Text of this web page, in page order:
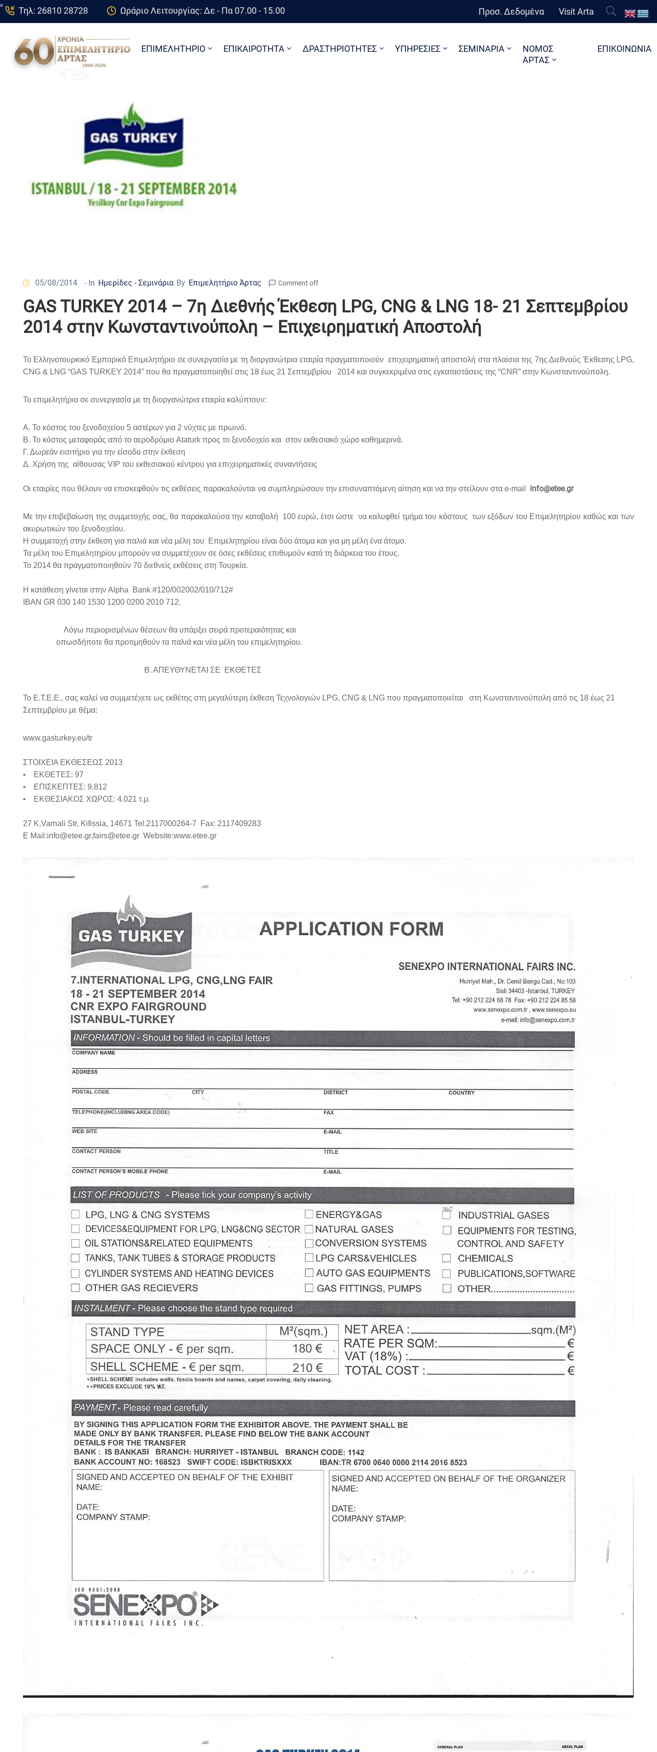
Τηλ: 26810 28728 Ωράριο Λειτουργίας: Δε - Πα 07.00 - 15.00 Προσ. Δεδομένα Visit Arta
ΕΠΙΜΕΛΗΤΗΡΙΟ ΕΠΙΚΑΙΡΟΤΗΤΑ ΔΡΑΣΤΗΡΙΟΤΗΤΕΣ ΥΠΗΡΕΣΙΕΣ ΣΕΜΙΝΑΡΙΑ
ΝΟΜΟΣ
ΑΡΤΑΣ
ΕΠΙΚΟΙΝΩΝΙΑ
05/08/2014 - In Ημερίδες - Σεμινάρια By Επιμελητήριο Άρτας Comment off
GAS TURKEY 2014 – 7η Διεθνής Έκθεση LPG, CNG & LNG 18- 21 Σεπτεμβρίου
2014 στην Κωνσταντινούπολη – Επιχειρηματική Αποστολή
Το Ελληνοτουρκικό Εμπορικό Επιμελητήριο σε συνεργασία με τη διοργανώτρια εταιρία πραγματοποιούν επιχειρηματική αποστολή στα πλαίσια της 7ης Διεθνούς Έκθεσης LPG,
CNG & LNG “GAS TURKEY 2014” που θα πραγματοποιηθεί στις 18 έως 21 Σεπτεμβρίου 2014 και συγκεκριμένα στις εγκαταστάσεις της “CNR” στην Κωνσταντινούπολη.
Το επιμελητήριο σε συνεργασία με τη διοργανώτρια εταιρία καλύπτουν:
Α. Το κόστος του ξενοδοχείου 5 αστέρων για 2 νύχτες με πρωινό.
Β. Το κόστος μεταφοράς από το αεροδρόμιο Ataturk προς το ξενοδοχείο και στον εκθεσιακό χώρο καθημερινά.
Γ. Δωρεάν εισιτήριο για την είσοδο στην έκθεση
Δ. Χρήση της αίθουσας VIP του εκθεσιακού κέντρου για επιχειρηματικές συναντήσεις
Οι εταιρίες που θέλουν να επισκεφθούν τις εκθέσεις παρακαλούνται να συμπληρώσουν την επισυναπτόμενη αίτηση και να την στείλουν στα e-mail info@etee.gr
Με την επιβεβαίωση της συμμετοχής σας, θα παρακαλούσα την καταβολή 100 ευρώ, έτσι ώστε να καλυφθεί τμήμα του κόστους των εξόδων του Επιμελητηρίου καθώς και των
ακυρωτικών του ξενοδοχείου.
Η συμμετοχή στην έκθεση για παλιά και νέα μέλη του Επιμελητηρίου είναι δύο άτομα και για μη μέλη ένα άτομο.
Τα μέλη του Επιμελητηρίου μπορούν να συμμετέχουν σε όσες εκθέσεις επιθυμούν κατά τη διάρκεια του έτους.
To 2014 θα πραγματοποιηθούν 70 διεθνείς εκθέσεις στη Τουρκία.
Η κατάθεση γίνεται στην Alpha Bank #120/002002/010/712#
IBAN GR 030 140 1530 1200 0200 2010 712.
Λόγω περιορισμένων θέσεων θα υπάρξει σειρά προτεραιότητας και
οπωσδήποτε θα προτιμηθούν τα παλιά και νέα μέλη του επιμελητηρίου.
Β. ΑΠΕΥΘΥΝΕΤΑΙ ΣΕ ΕΚΘΕΤΕΣ
Το Ε.Τ.Ε.Ε., σας καλεί να συμμετέχετε ως εκθέτης στη μεγαλύτερη έκθεση Τεχνολογιών LPG, CNG & LNG που πραγματοποιείται στη Κωνσταντινούπολη από τις 18 έως 21
Σεπτεμβρίου με θέμα:
www.gasturkey.eu/tr
ΣΤΟΙΧΕΙΑ ΕΚΘΕΣΕΩΣ 2013
• ΕΚΘΕΤΕΣ: 97
• ΕΠΙΣΚΕΠΤΕΣ: 9.812
• ΕΚΘΕΣΙΑΚΟΣ ΧΩΡΟΣ: 4.021 τ.μ.
27 K.Varnali Str, Kifissia, 14671 Tel.2117000264-7 Fax: 2117409283
E Mail:info@etee.gr,fairs@etee.gr Website:www.etee.gr